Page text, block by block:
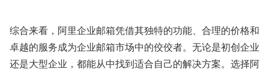
综合来看，阿里企业邮箱凭借其独特的功能、合理的价格和
卓越的服务成为企业邮箱市场中的佼佼者。无论是初创企业
还是大型企业，都能从中找到适合自己的解决方案。选择阿